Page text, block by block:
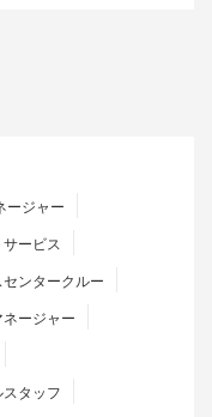
ージャー
ービス
ンタークルー
ージャー
タッフ